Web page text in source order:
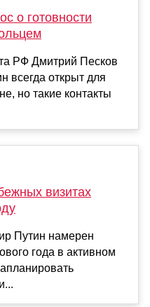
о готовности
РФ Дмитрий Песков
всегда открыт для
но такие контакты
визитах
Путин намерен
года в активном